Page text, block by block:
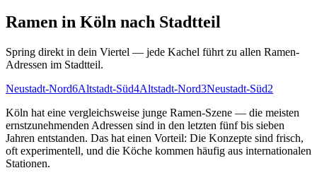
Ramen in Köln nach Stadtteil
Spring direkt in dein Viertel — jede Kachel führt zu allen Ramen-
Adressen im Stadtteil.
Neustadt-Nord6Altstadt-Süd4Altstadt-Nord3Neustadt-Süd2
Köln hat eine vergleichsweise junge Ramen-Szene — die meisten
ernstzunehmenden Adressen sind in den letzten fünf bis sieben
Jahren entstanden. Das hat einen Vorteil: Die Konzepte sind frisch,
oft experimentell, und die Köche kommen häufig aus internationalen
Stationen.